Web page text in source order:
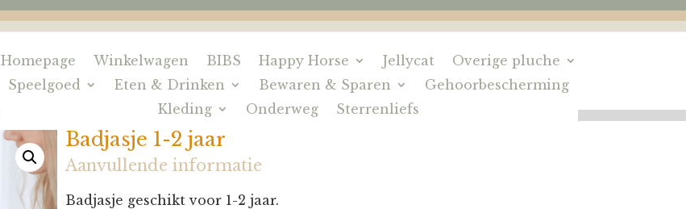
Homepage Winkelwagen BIBS Happy Horse Jellycat
Overige pluche
Speelgoed
Eten & Drinken Bewaren & Sparen
Gehoorbescherming
Kleding
Onderweg Sterrenliefs
Badjasje 1-2 jaar
Aanvullende informatie
Badjasje geschikt voor 1-2 jaar.